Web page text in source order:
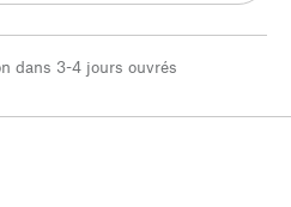
dans 3-4 jours ouvrés